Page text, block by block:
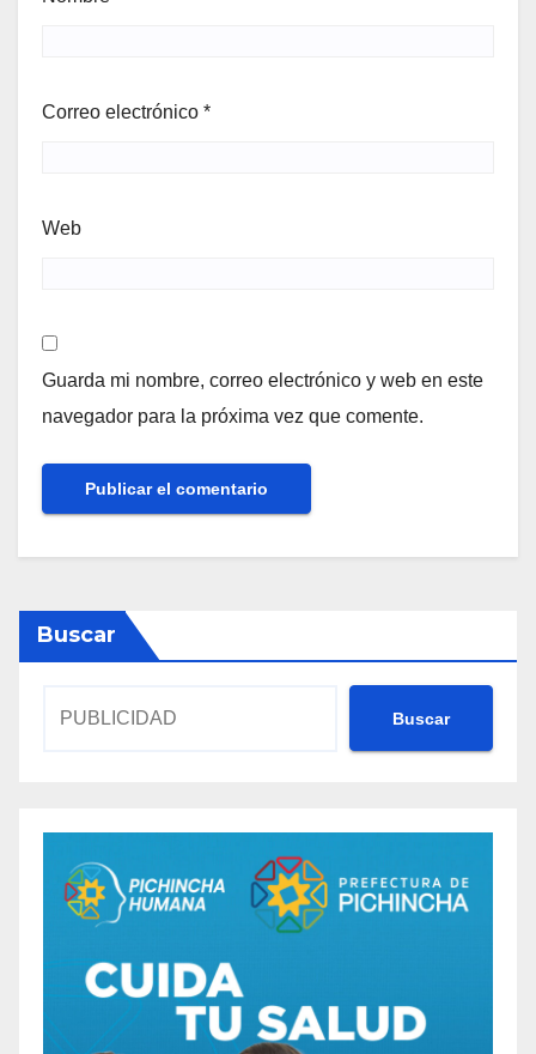
Correo electrónico *
Web
Guarda mi nombre, correo electrónico y web en este
navegador para la próxima vez que comente.
Buscar
Buscar